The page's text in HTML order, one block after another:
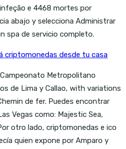
e 4468 mortes por
abajo y selecciona Administrar
spa de servicio completo.
criptomonedas desde tu casa
Metropolitano
de Lima y Callao, with variations
de fer. Puedes encontrar
Vegas como: Majestic Sea,
otro lado, criptomonedas e ico
quien expone por Amparo y